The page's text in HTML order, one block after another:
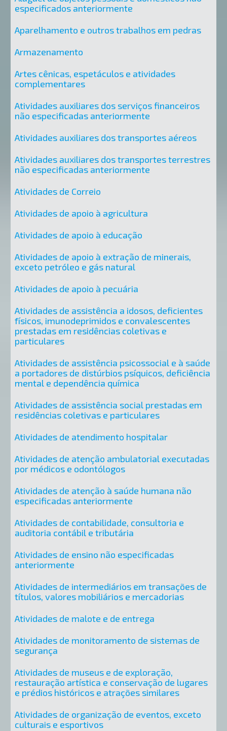
especificados anteriormente
Aparelhamento e outros trabalhos em pedras
Armazenamento
Artes cênicas, espetáculos e atividades
complementares
Atividades auxiliares dos serviços financeiros
não especificadas anteriormente
Atividades auxiliares dos transportes aéreos
Atividades auxiliares dos transportes terrestres
não especificadas anteriormente
Atividades de Correio
Atividades de apoio à agricultura
Atividades de apoio à educação
Atividades de apoio à extração de minerais,
exceto petróleo e gás natural
Atividades de apoio à pecuária
Atividades de assistência a idosos, deficientes
físicos, imunodeprimidos e convalescentes
prestadas em residências coletivas e
particulares
Atividades de assistência psicossocial e à saúde
a portadores de distúrbios psíquicos, deficiência
mental e dependência química
Atividades de assistência social prestadas em
residências coletivas e particulares
Atividades de atendimento hospitalar
Atividades de atenção ambulatorial executadas
por médicos e odontólogos
Atividades de atenção à saúde humana não
especificadas anteriormente
Atividades de contabilidade, consultoria e
auditoria contábil e tributária
Atividades de ensino não especificadas
anteriormente
Atividades de intermediários em transações de
títulos, valores mobiliários e mercadorias
Atividades de malote e de entrega
Atividades de monitoramento de sistemas de
segurança
Atividades de museus e de exploração,
restauração artística e conservação de lugares
e prédios históricos e atrações similares
Atividades de organização de eventos, exceto
culturais e esportivos